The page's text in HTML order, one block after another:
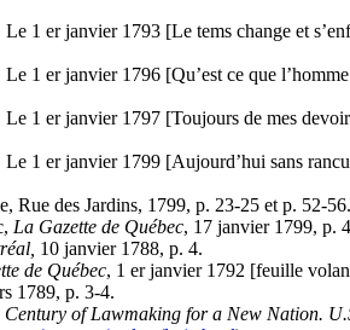
1 er janvier 1793 [Le tems change et
1 er janvier 1796 [Qu’est ce que
1 er janvier 1797 [Toujours de mes
1 er janvier 1799 [Aujourd’hui sans
Rue des Jardins, 1799, p. 23-25 et p. 52-56.
La Gazette de Québec, 17 janvier 1799, p.
10 janvier 1788, p. 4.
de Québec, 1 er janvier 1792 [feuille
1789, p. 3-4.
Century of Lawmaking for a New Nation.